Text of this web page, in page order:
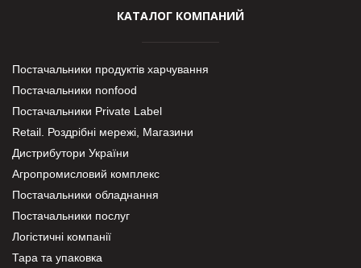
КАТАЛОГ КОМПАНИЙ
Постачальники продуктів харчування
Постачальники nonfood
Постачальники Private Label
Retail. Роздрібні мережі, Магазини
Дистрибутори України
Агропромисловий комплекс
Постачальники обладнання
Постачальники послуг
Логістичні компанії
Тара та упаковка